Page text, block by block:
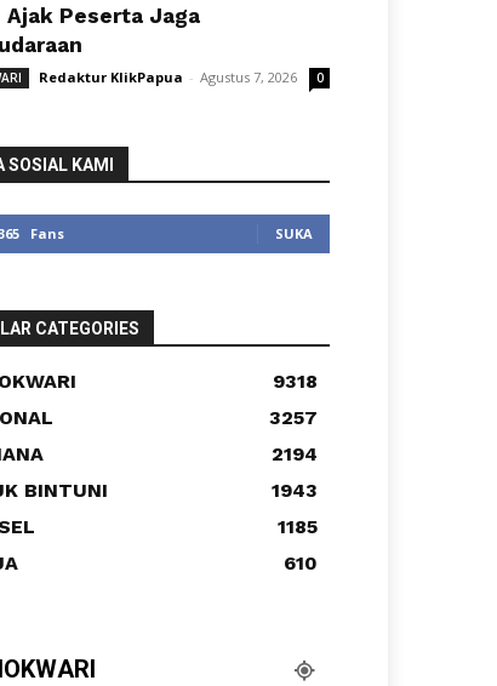
Ajak Peserta Jaga
Redaktur KlikPapua - Agustus 7, 2026 0
SOSIAL KAMI
Fans SUKA
CATEGORIES
9318
3257
2194
BINTUNI
1943
1185
610